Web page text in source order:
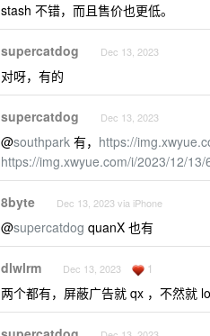
stash 不错，而且售价也更低。
supercatdog Dec 13, 2023
对呀，有的
supercatdog Dec 13, 2023
@southpark 有， https://
https://img.xwyue.com/i/2023/12/
8byte Dec 13, 2023 via iPhone
@supercatdog quanX 也有
dlwlrm Dec 13, 2023 1
两个都有，屏蔽广告就 qx ，不然就